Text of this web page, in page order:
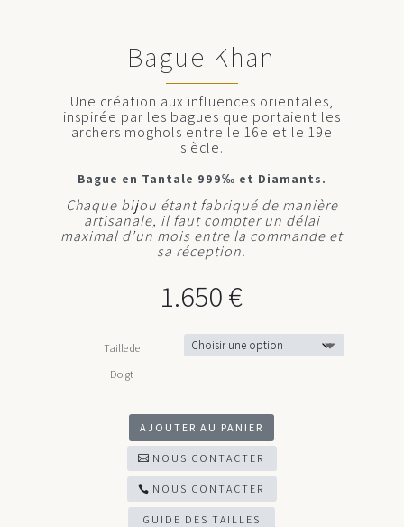
Bague Khan
Une création aux influences orientales,
inspirée par les bagues que portaient les
archers moghols entre le 16e et le 19e
siècle.
Bague en Tantale 999‰ et Diamants.
Chaque bijou étant fabriqué de manière
artisanale, il faut compter un délai
maximal d’un mois entre la commande et
sa réception.
1.650€
Taille de
Doigt
AJOUTER AU PANIER
NOUS CONTACTER
NOUS CONTACTER
GUIDE DES TAILLES